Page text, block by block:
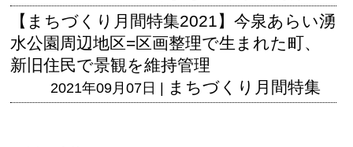
【まちづくり月間特集2021】今泉あらい湧
水公園周辺地区=区画整理で生まれた町、
新旧住民で景観を維持管理
2021年09月07日 | まちづくり月間特集